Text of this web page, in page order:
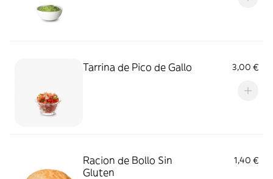
Tarrina de Pico de Gallo 3,00 €
Racion de Bollo Sin
Gluten
1,40 €